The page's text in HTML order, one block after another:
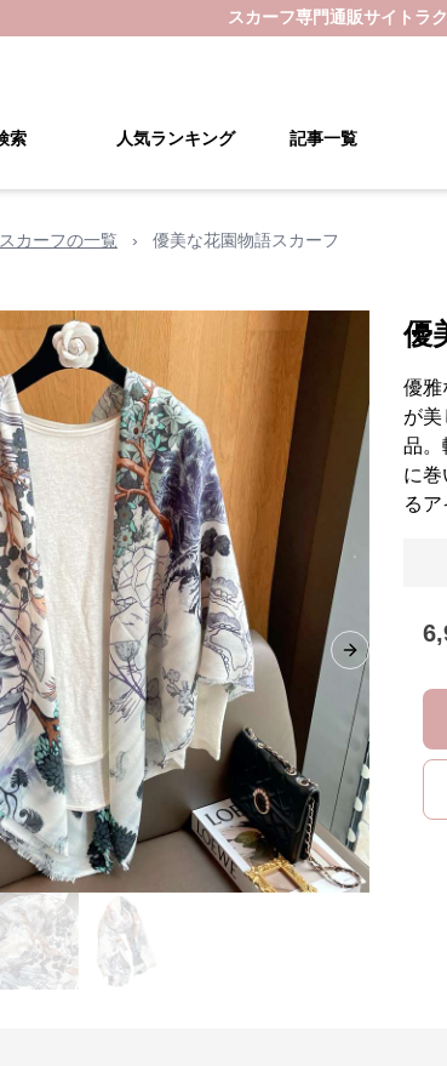
スカーフ専門通販サイト ラ
索 人気ランキング 記事一覧
スカーフの一覧 › 優美な花園物語スカーフ
Next slide
優
優雅
が
品。
に
る